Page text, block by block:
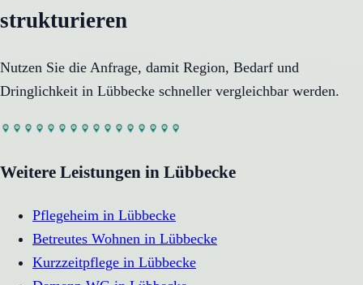
strukturieren
Nutzen Sie die Anfrage, damit Region, Bedarf und
Dringlichkeit in Lübbecke schneller vergleichbar werden.
Weitere Leistungen in Lübbecke
Pflegeheim in Lübbecke
Betreutes Wohnen in Lübbecke
Kurzzeitpflege in Lübbecke